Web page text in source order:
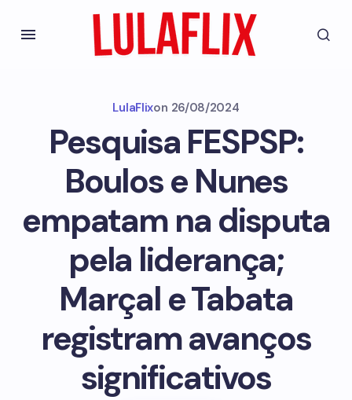
LulaFlixon 26/08/2024
Pesquisa FESPSP:
Boulos e Nunes
empatam na disputa
pela liderança;
Marçal e Tabata
registram avanços
significativos